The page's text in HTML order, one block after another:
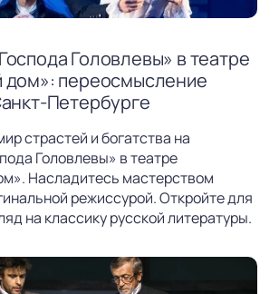
Головлевы» в театре
дом»: переосмысление
Петербурге
страстей и богатства на
Головлевы» в театре
Насладитесь мастерством
режиссурой. Откройте для
на классику русской литературы.